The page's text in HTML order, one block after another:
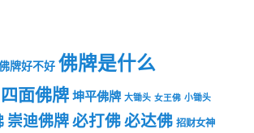
牌好不好 佛牌是什么
四面佛牌坤平佛牌 大锄头 女王佛 小锄头
崇迪佛牌必打佛必达佛 招财女神